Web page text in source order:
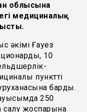
облысына
медициналық
әкімі Ғауез
10
пунктті
барды.
250
салу жоспарына